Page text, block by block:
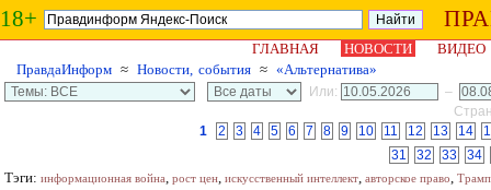
18+
ГЛАВНАЯ НОВОСТИ
ВИДЕО
ПравдаИнформ ≈ Новости, события ≈ «Альтернатива»
Или:
–
1
2 3 4 5 6 7 8 9 10 11 12 13 14
31
32 33 34
Тэги: информационная война, рост цен, искусственный интеллект, авторское право, Трамп